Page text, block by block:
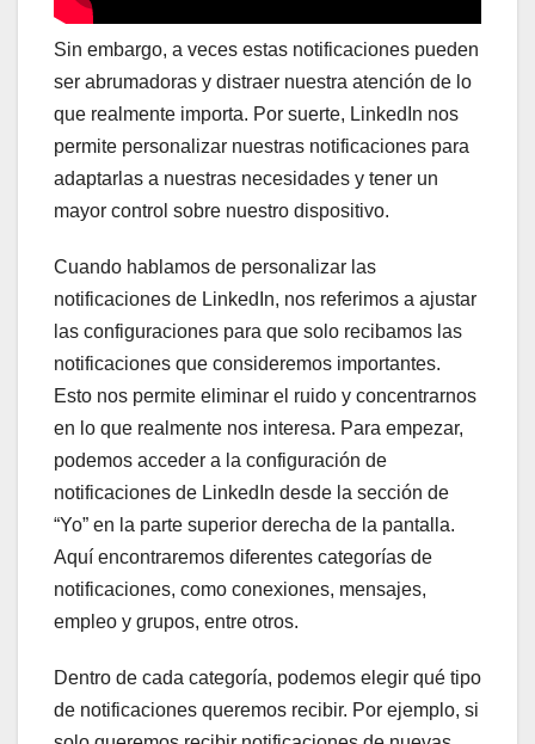
Sin embargo, a veces estas notificaciones pueden
ser abrumadoras y distraer nuestra atención de lo
que realmente importa. Por suerte, LinkedIn nos
permite personalizar nuestras notificaciones para
adaptarlas a nuestras necesidades y tener un
mayor control sobre nuestro dispositivo.
Cuando hablamos de personalizar las
notificaciones de LinkedIn, nos referimos a ajustar
las configuraciones para que solo recibamos las
notificaciones que consideremos importantes.
Esto nos permite eliminar el ruido y concentrarnos
en lo que realmente nos interesa. Para empezar,
podemos acceder a la configuración de
notificaciones de LinkedIn desde la sección de
“Yo” en la parte superior derecha de la pantalla.
Aquí encontraremos diferentes categorías de
notificaciones, como conexiones, mensajes,
empleo y grupos, entre otros.
Dentro de cada categoría, podemos elegir qué tipo
de notificaciones queremos recibir. Por ejemplo, si